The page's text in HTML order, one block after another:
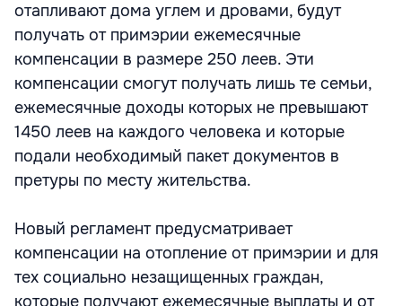
отапливают дома углем и дровами, будут
получать от примэрии ежемесячные
компенсации в размере 250 леев. Эти
компенсации смогут получать лишь те семьи,
ежемесячные доходы которых не превышают
1450 леев на каждого человека и которые
подали необходимый пакет документов в
претуры по месту жительства.
Новый регламент предусматривает
компенсации на отопление от примэрии и для
тех социально незащищенных граждан,
которые получают ежемесячные выплаты и от